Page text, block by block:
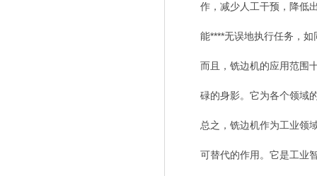
作，减少人工干预，降低
能****无误地执行任务，
而且，铣边机的应用范围
碌的身影。它为各个领域
总之，铣边机作为工业领
可替代的作用。它是工业